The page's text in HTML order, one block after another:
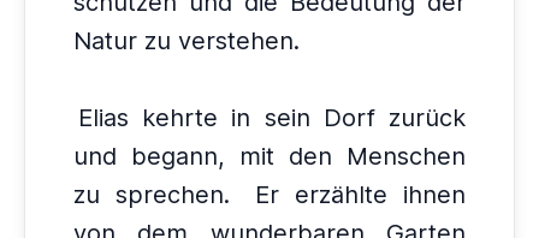
Natur zu verstehen.
Elias kehrte in sein Dorf zurück
und begann, mit den Menschen
zu sprechen.
Er erzählte ihnen